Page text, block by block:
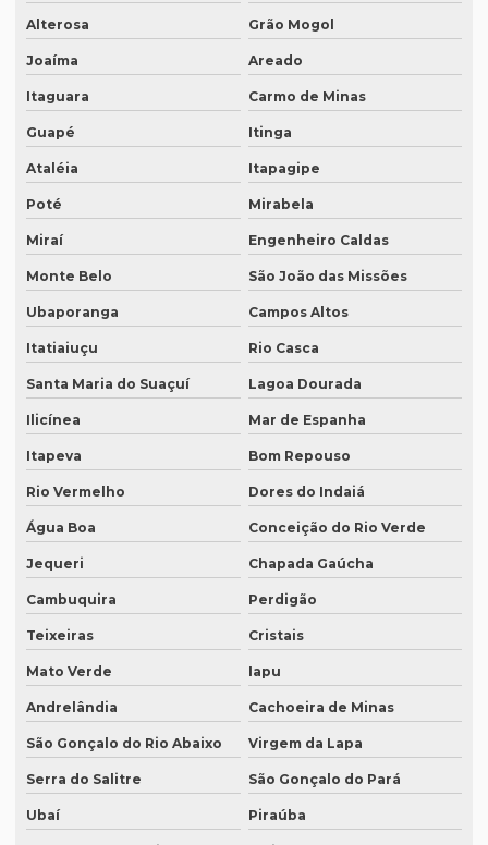
O que é degravação de áudio
O que é degravação de vídeo
O que significa tradução juramentada
O que significa tradução juramentada em inglês
O que é tradução juramentada
O que é tradução juramentada de um documento
O que é tradução simultânea
O que é tradução técnica
O que é um tradutor técnico?
Onde encontrar um tradutor juramentado?
Onde fazer tradução em bh
Onde fazer tradução em campinas
Onde fazer tradução em curitiba
Onde fazer tradução em fortaleza
Onde fazer tradução de inglês jurídico
Onde fazer tradução juramentada em brasília
Onde fazer tradução juramentada no rio de janeiro
Onde fazer tradução juramentada no rj
Onde fazer tradução juramentada em porto alegre
Onde fazer tradução juramentada em recife
Alterosa Grão Mogol
Joaíma Areado
Itaguara Carmo de Minas
Guapé Itinga
Ataléia Itapagipe
Poté Mirabela
Miraí Engenheiro Caldas
Monte Belo São João das Missões
Ubaporanga Campos Altos
Itatiaiuçu Rio Casca
Santa Maria do Suaçuí Lagoa Dourada
Ilicínea Mar de Espanha
Itapeva Bom Repouso
Rio Vermelho Dores do Indaiá
Água Boa Conceição do Rio Verde
Jequeri Chapada Gaúcha
Cambuquira Perdigão
Teixeiras Cristais
Mato Verde Iapu
Andrelândia Cachoeira de Minas
São Gonçalo do Rio Abaixo Virgem da Lapa
Serra do Salitre São Gonçalo do Pará
Ubaí Piraúba